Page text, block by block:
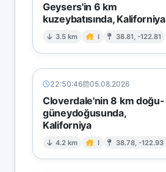
Geysers'in 6 km
kuzeybatısında, Kaliforniya
3.5 km I 38.81, -122.81
22:50:46 05.08.2026
Cloverdale'nin 8 km doğu-
güneydoğusunda,
Kaliforniya
4.2 km I 38.78, -122.93